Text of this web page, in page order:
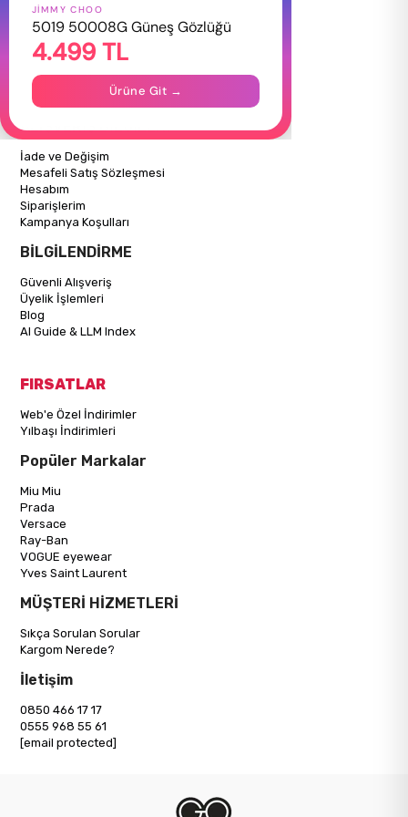
HAKKIMIZDA
Hakkımızda
Gizlilik Politikası
İletişim
Mağazalarımız
ALIŞVERİŞ BİLGİLERİ
İade ve Değişim
Mesafeli Satış Sözleşmesi
Hesabım
Siparişlerim
Kampanya Koşulları
BİLGİLENDİRME
Güvenli Alışveriş
Üyelik İşlemleri
Blog
AI Guide & LLM Index
FIRSATLAR
Web'e Özel İndirimler
Yılbaşı İndirimleri
Popüler Markalar
Miu Miu
Prada
Versace
Ray-Ban
VOGUE eyewear
Yves Saint Laurent
MÜŞTERİ HİZMETLERİ
Sıkça Sorulan Sorular
Kargom Nerede?
İletişim
0850 466 17 17
0555 968 55 61
[email protected]
JIMMY CHOO
5019 50008G Güneş Gözlüğü
4.499 TL
Ürüne Git →